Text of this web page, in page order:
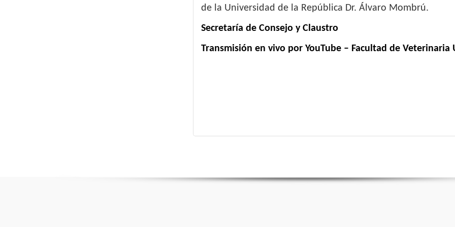
de la Universidad de la República Dr. Álvaro Mombrú.
Secretaría de Consejo y Claustro
Transmisión en vivo por YouTube – Facultad de Veterinaria